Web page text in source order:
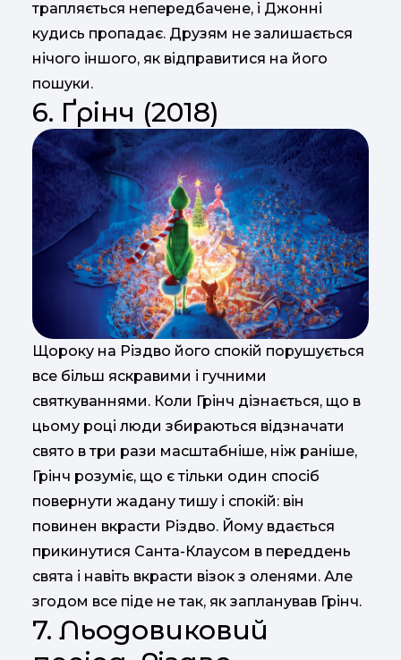
трапляється непередбачене, і Джонні
кудись пропадає. Друзям не залишається
нічого іншого, як відправитися на його
пошуки.
6. Ґрінч (2018)
Щороку на Різдво його спокій порушується
все більш яскравими і гучними
святкуваннями. Коли Грінч дізнається, що в
цьому році люди збираються відзначати
свято в три рази масштабніше, ніж раніше,
Грінч розуміє, що є тільки один спосіб
повернути жадану тишу і спокій: він
повинен вкрасти Різдво. Йому вдається
прикинутися Санта-Клаусом в переддень
свята і навіть вкрасти візок з оленями. Але
згодом все піде не так, як запланував Грінч.
7. Льодовиковий